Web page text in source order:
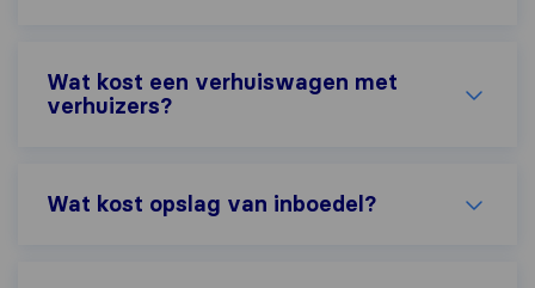
Wat kost een verhuiswagen met
verhuizers?
Wat kost opslag van inboedel?